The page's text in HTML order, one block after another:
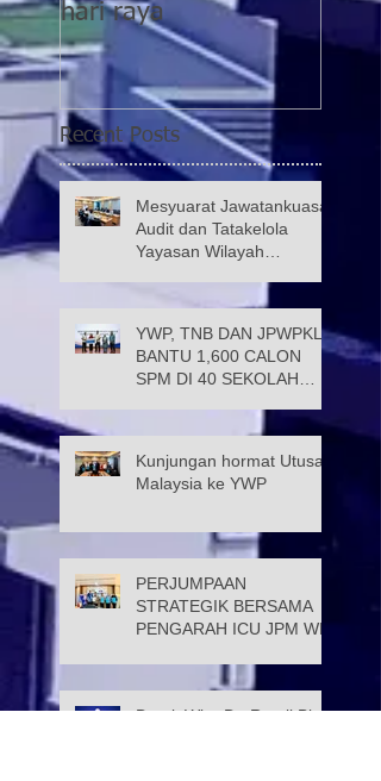
hari raya
Recent Posts
Mesyuarat Jawatankuasa
Audit dan Tatakelola
Yayasan Wilayah
YWP, TNB DAN JPWPKL
BANTU 1,600 CALON
SPM DI 40 SEKOLAH
Kunjungan hormat Utusan
Malaysia ke YWP
PERJUMPAAN
STRATEGIK BERSAMA
PENGARAH ICU JPM WP
Datuk Wira Dr. Ramli Bin